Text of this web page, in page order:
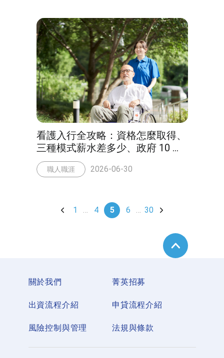
看護入行全攻略：資格怎麼取得、
三種模式薪水差多少、政府 10 萬
獎金誰可以領
職人職涯 2026-06-30
1 … 4 5 6 … 30
關於我們 菁英招募
出資流程介紹 申貸流程介紹
風險控制與管理 法規與條款